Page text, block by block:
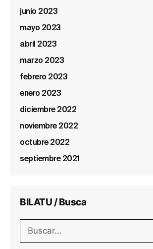
junio 2023
mayo 2023
abril 2023
marzo 2023
febrero 2023
enero 2023
diciembre 2022
noviembre 2022
octubre 2022
septiembre 2021
BILATU / Busca